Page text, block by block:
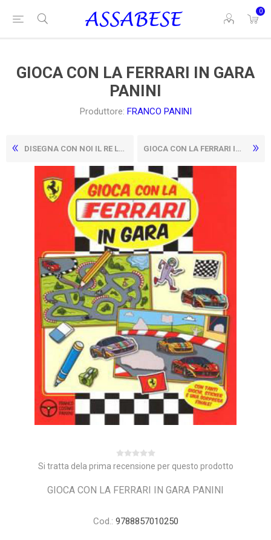
0
GIOCA CON LA FERRARI IN GARA
PANINI
Produttore: FRANCO PANINI
DISEGNA CON NOI IL RE LEONE LIBRI DISNEY GIOCA CON LA FERRARI IN GIRO PER IL MONDO
Si tratta dela prima recensione per questo prodotto
GIOCA CON LA FERRARI IN GARA PANINI
Cod.: 9788857010250